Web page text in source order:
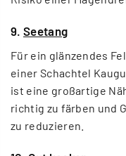
9.Seetang
Für ein glänzendes
einer Schachtel
ist eine großartige
richtig zu färben und
zu reduzieren.